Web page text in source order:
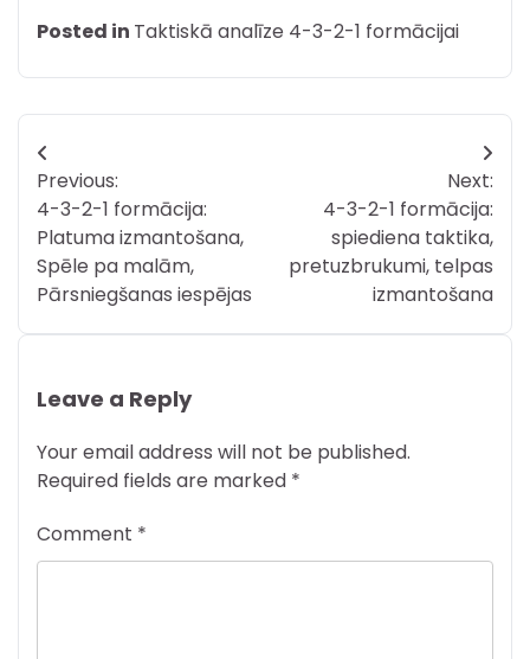
Posted in Taktiskā analīze 4-3-2-1 formācijai
Post
navigation
Previous:
4-3-2-1 formācija:
Platuma izmantošana,
Spēle pa malām,
Pārsniegšanas iespējas
Next:
4-3-2-1 formācija:
spiediena taktika,
pretuzbrukumi, telpas
izmantošana
Leave a Reply
Your email address will not be published.
Required fields are marked *
Comment *